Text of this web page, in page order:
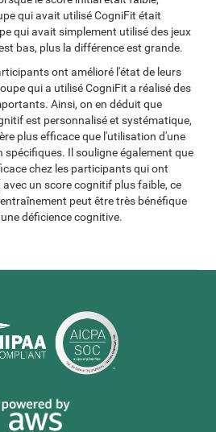
qui avait utilisé CogniFit était
qui avait simplement utilisé des jeux
bas, plus la différence est grande.
ont amélioré l'état de leurs
qui a utilisé CogniFit a réalisé des
Ainsi, on en déduit que
est personnalisé et systématique,
plus efficace que l'utilisation d'une
spécifiques. Il souligne également que
chez les participants qui ont
un score cognitif plus faible, ce
peut être très bénéfique
déficience cognitive.